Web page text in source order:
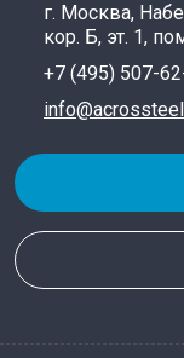
г. Москва,
кор. Б, эт. 1,
+7 (495) 507-